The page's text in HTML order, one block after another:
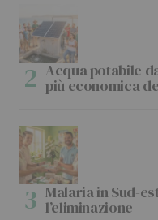
Acqua potabile
più economica
Malaria in Sud-
l’eliminazione